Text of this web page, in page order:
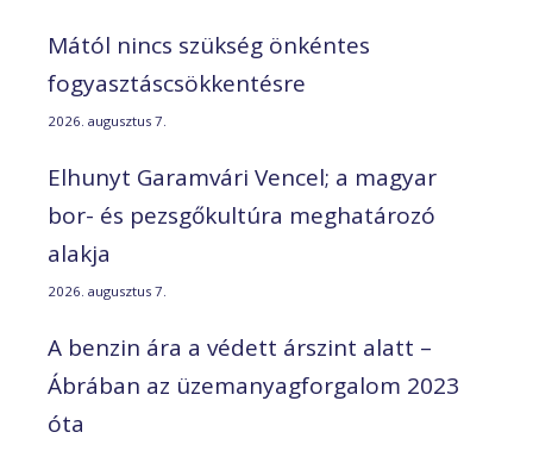
Mától nincs szükség önkéntes
fogyasztáscsökkentésre
2026. augusztus 7.
Elhunyt Garamvári Vencel; a magyar
bor- és pezsgőkultúra meghatározó
alakja
2026. augusztus 7.
A benzin ára a védett árszint alatt –
Ábrában az üzemanyagforgalom 2023
óta